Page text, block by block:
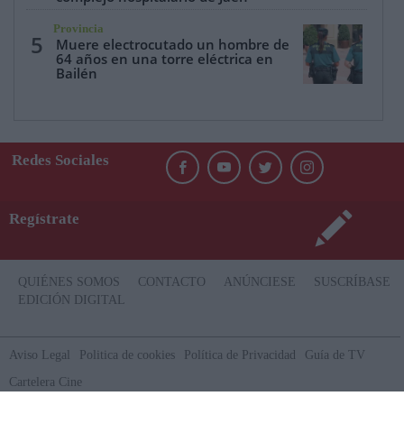
5
Provincia
Muere electrocutado un hombre de
64 años en una torre eléctrica en
Bailén
Redes Sociales
Regístrate
QUIÉNES SOMOS CONTACTO ANÚNCIESE
SUSCRÍBASE
EDICIÓN DIGITAL
Aviso Legal Politica de cookies Política de Privacidad
Guía de TV
Cartelera Cine